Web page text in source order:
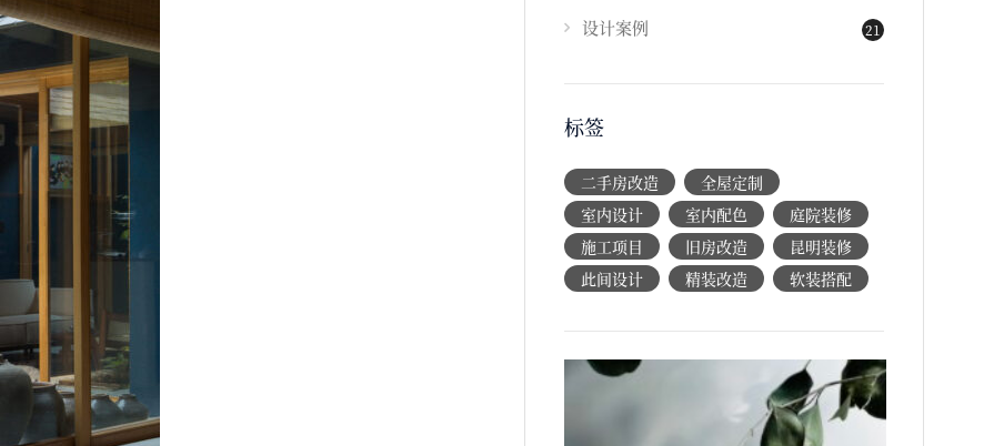
设计案例 21
标签
二手房改造
全屋定制
室内设计
室内配色
庭院装修
施工项目
旧房改造
昆明装修
此间设计
精装改造 软装搭配